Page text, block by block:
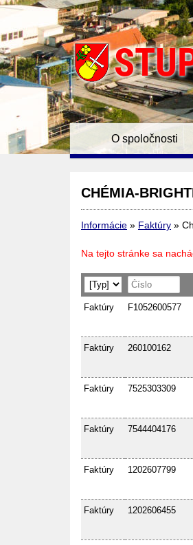
O spoločnosti
CHÉMIA-
Informácie » Faktúry »
Na tejto stránke sa
Faktúry F1052600577
Faktúry 260100162
Faktúry 7525303309
Faktúry 7544404176
Faktúry 1202607799
Faktúry 1202606455